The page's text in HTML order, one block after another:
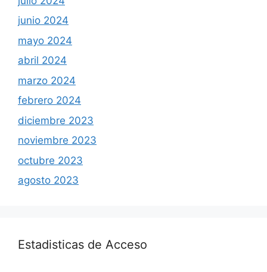
junio 2024
mayo 2024
abril 2024
marzo 2024
febrero 2024
diciembre 2023
noviembre 2023
octubre 2023
agosto 2023
Estadisticas de Acceso